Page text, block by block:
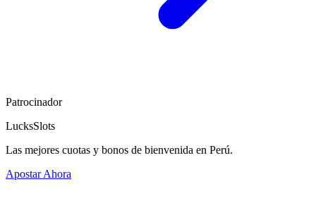
Patrocinador
LucksSlots
Las mejores cuotas y bonos de bienvenida en Perú.
Apostar Ahora